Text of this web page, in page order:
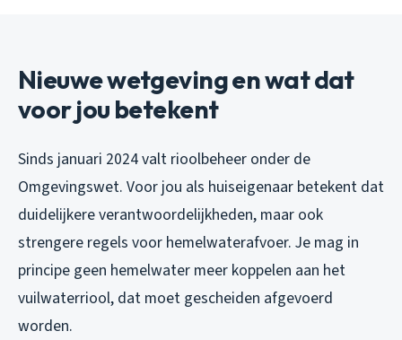
Nieuwe wetgeving en wat dat
voor jou betekent
Sinds januari 2024 valt rioolbeheer onder de
Omgevingswet. Voor jou als huiseigenaar betekent dat
duidelijkere verantwoordelijkheden, maar ook
strengere regels voor hemelwaterafvoer. Je mag in
principe geen hemelwater meer koppelen aan het
vuilwaterriool, dat moet gescheiden afgevoerd
worden.